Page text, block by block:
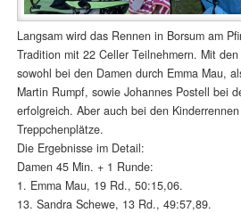
Langsam wird das Rennen in Borsum am
Tradition mit 22 Celler Teilnehmern. Mit
sowohl bei den Damen durch Emma Mau,
Martin Rumpf, sowie Johannes Postell bei
erfolgreich. Aber auch bei den
Treppchenplätze.
Die Ergebnisse im Detail:
Damen 45 Min. + 1 Runde:
1. Emma Mau, 19 Rd., 50:15,06.
13. Sandra Schewe, 13 Rd., 49:57,89.